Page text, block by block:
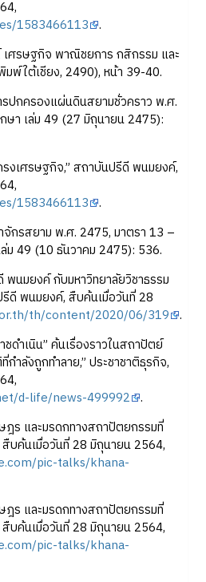
1583466113 .
เศรษฐกิจ พาณิชยการ กสิกรรม และ
มพ์ใต้เชียง, 2490), หน้า 39-40.
กครองแผ่นดินสยามชั่วคราว พ.ศ.
ษา เล่ม 49 (27 มิถุนายน 2475):
รงเศรษฐกิจ,” สถาบันปรีดี พนมยงค์,
1583466113 .
กรสยาม พ.ศ. 2475, มาตรา 13 –
ม 49 (10 ธันวาคม 2475): 536.
นมยงค์ กับมหาวิทยาลัยวิชาธรรม
ดี พนมยงค์, สืบค้นเมื่อวันที่ 28
th/content/2020/06/319 .
ชดำเนิน” ค้นเรื่องราวในสถาปัตย์
ำลังถูกทำลาย,” ประชาชาติธุรกิจ,
d-life/news-499992 .
ร และมรดกทางสถาปัตยกรรมที่
บค้นเมื่อวันที่ 28 มิถุนายน 2564,
pic-talks/khana-
ร และมรดกทางสถาปัตยกรรมที่
บค้นเมื่อวันที่ 28 มิถุนายน 2564,
pic-talks/khana-